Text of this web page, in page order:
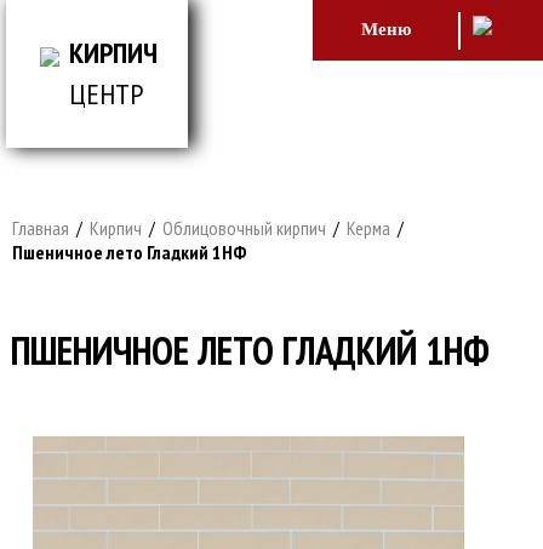
КИРПИЧ
ЦЕНТР
Меню
Главная / Кирпич / Облицовочный кирпич / Керма /
Пшеничное лето Гладкий 1НФ
ПШЕНИЧНОЕ ЛЕТО ГЛАДКИЙ 1НФ